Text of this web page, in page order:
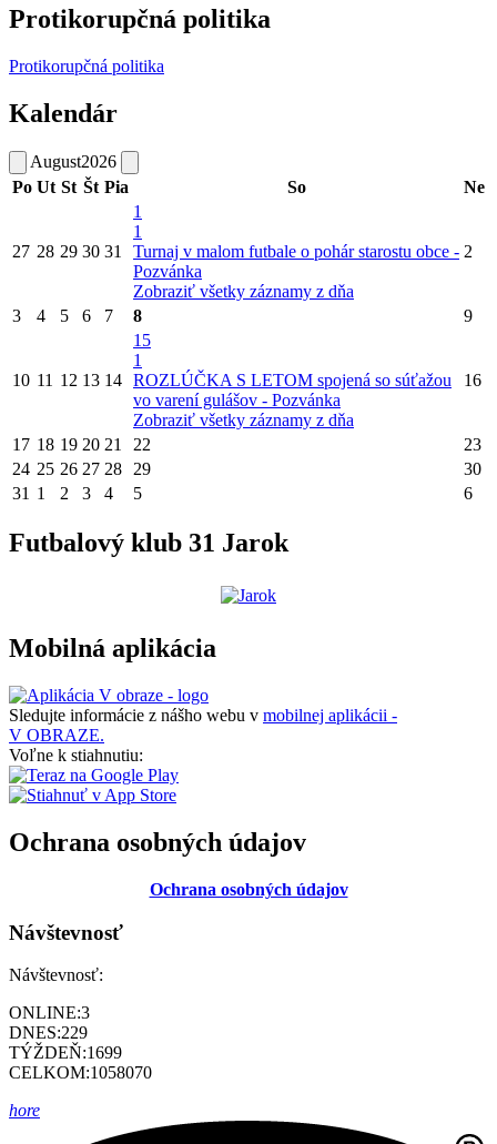
Protikorupčná politika
Protikorupčná politika
Kalendár
August2026
Po Ut St Št Pia So Ne
27 28 29 30 31
1
1
Turnaj v malom futbale o pohár starostu obce -
Pozvánka
Zobraziť všetky záznamy z dňa
2
3 4 5 6 7 8 9
10 11 12 13 14
15
1
ROZLÚČKA S LETOM spojená so súťažou
vo varení gulášov - Pozvánka
Zobraziť všetky záznamy z dňa
16
17 18 19 20 21 22
23
24 25 26 27 28 29
30
31 1 2 3 4 5 6
Futbalový klub 31 Jarok
Mobilná aplikácia
Sledujte informácie z nášho webu v mobilnej aplikácii -
V OBRAZE.
Voľne k stiahnutiu:
Ochrana osobných údajov
Ochrana osobných údajov
Návštevnosť
Návštevnosť:
ONLINE:3
DNES:229
TÝŽDEŇ:1699
CELKOM:1058070
hore